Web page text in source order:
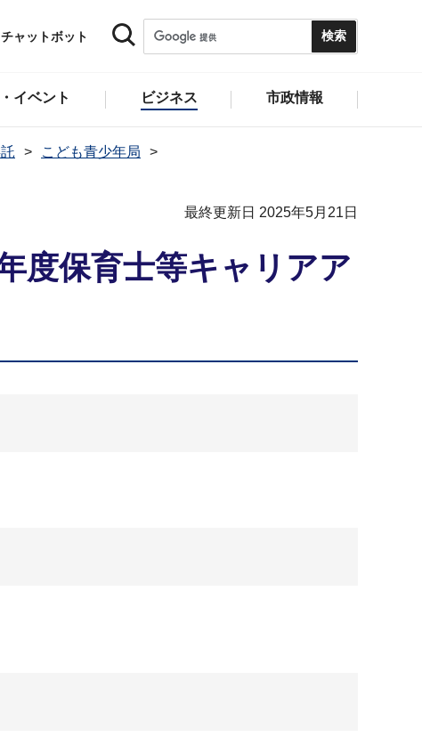
チャットボット
イベント ビジネス 市政情報
こども青少年局
最終更新日 2025年5月21日
度保育士等キャリアア